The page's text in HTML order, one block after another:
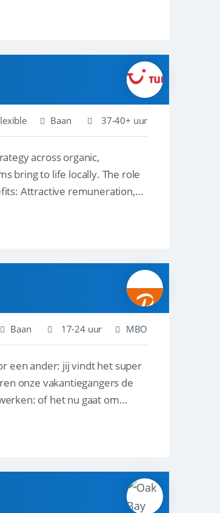
Baan 37-40+ uur
across organic,
bring to life locally. The role
Attractive remuneration,
Baan 17-24 uur MBO
een ander: jij vindt het super
onze vakantiegangers de
of het nu gaat om